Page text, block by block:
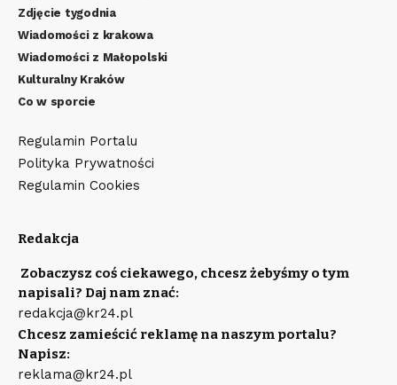
Zdjęcie tygodnia
Wiadomości z krakowa
Wiadomości z Małopolski
Kulturalny Kraków
Co w sporcie
Regulamin Portalu
Polityka Prywatności
Regulamin Cookies
Redakcja
Zobaczysz coś ciekawego, chcesz żebyśmy o tym
napisali? Daj nam znać:
redakcja@kr24.pl
Chcesz zamieścić reklamę na naszym portalu?
Napisz:
reklama@kr24.pl